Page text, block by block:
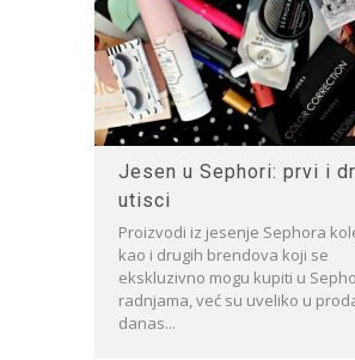
Jesen u Sephori: prvi i
utisci
Proizvodi iz jesenje Sephora
kao i drugih brendova koji se
ekskluzivno mogu kupiti u
radnjama, već su uveliko u
danas...